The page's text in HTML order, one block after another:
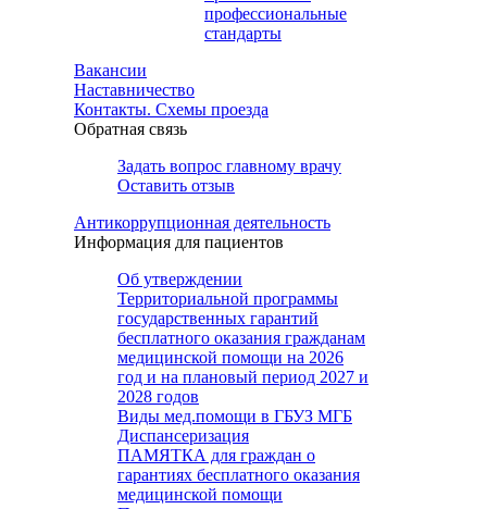
профессиональные
стандарты
Вакансии
Наставничество
Контакты. Схемы проезда
Обратная связь
Задать вопрос главному врачу
Оставить отзыв
Антикоррупционная деятельность
Информация для пациентов
Об утверждении
Территориальной программы
государственных гарантий
бесплатного оказания гражданам
медицинской помощи на 2026
год и на плановый период 2027 и
2028 годов
Виды мед.помощи в ГБУЗ МГБ
Диспансеризация
ПАМЯТКА для граждан о
гарантиях бесплатного оказания
медицинской помощи